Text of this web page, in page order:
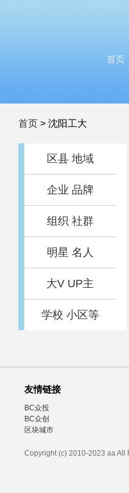
首页
首页 > 沈阳工大
区县 地域
企业 品牌
组织 社群
明星 名人
大V UP主
学校 小区等
友情链接
BC众投
BC众创
区块城市
Copyright (c) 2010-2023 aa All